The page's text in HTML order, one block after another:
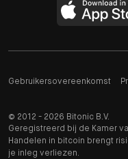
© 2012 - 2026 Bitonic B.V.
Geregistreerd bij de Kamer
Handelen in bitcoin brengt
je inleg verliezen.
Gebruikersovereenkomst